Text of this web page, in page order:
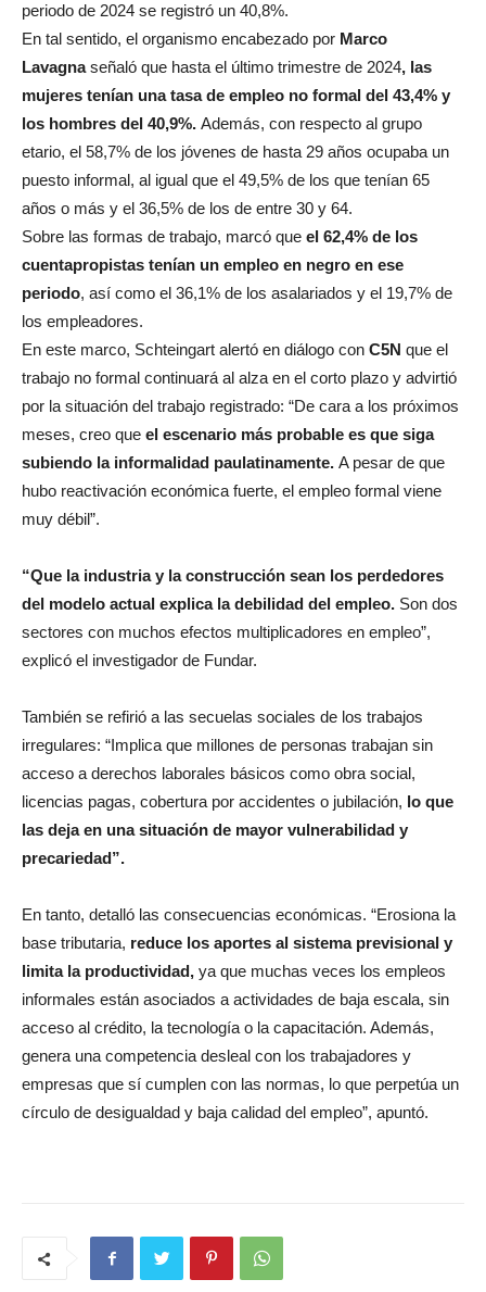
periodo de 2024 se registró un 40,8%.
En tal sentido, el organismo encabezado por Marco
Lavagnaseñaló que hasta el último trimestre de 2024, las
mujeres tenían una tasa de empleo no formal del 43,4% y
los hombres del 40,9%. Además, con respecto al grupo
etario, el 58,7% de los jóvenes de hasta 29 años ocupaba un
puesto informal, al igual que el 49,5% de los que tenían 65
años o más y el 36,5% de los de entre 30 y 64.
Sobre las formas de trabajo, marcó que el 62,4% de los
cuentapropistas tenían un empleo en negro en ese
periodo, así como el 36,1% de los asalariados y el 19,7% de
los empleadores.
En este marco, Schteingart alertó en diálogo con C5N que el
trabajo no formal continuará al alza en el corto plazo y advirtió
por la situación del trabajo registrado: “De cara a los próximos
meses, creo que el escenario más probable es que siga
subiendo la informalidad paulatinamente. A pesar de que
hubo reactivación económica fuerte, el empleo formal viene
muy débil”.
“Que la industria y la construcción sean los perdedores
del modelo actual explica la debilidad del empleo. Son dos
sectores con muchos efectos multiplicadores en empleo”,
explicó el investigador de Fundar.
También se refirió a las secuelas sociales de los trabajos
irregulares: “Implica que millones de personas trabajan sin
acceso a derechos laborales básicos como obra social,
licencias pagas, cobertura por accidentes o jubilación, lo que
las deja en una situación de mayor vulnerabilidad y
precariedad”.
En tanto, detalló las consecuencias económicas. “Erosiona la
base tributaria, reduce los aportes al sistema previsional y
limita la productividad, ya que muchas veces los empleos
informales están asociados a actividades de baja escala, sin
acceso al crédito, la tecnología o la capacitación. Además,
genera una competencia desleal con los trabajadores y
empresas que sí cumplen con las normas, lo que perpetúa un
círculo de desigualdad y baja calidad del empleo”, apuntó.